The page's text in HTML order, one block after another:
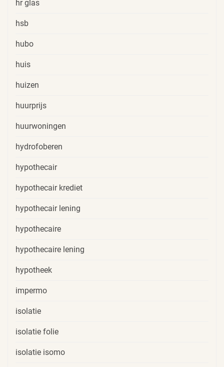
hr glas
hsb
hubo
huis
huizen
huurprijs
huurwoningen
hydrofoberen
hypothecair
hypothecair krediet
hypothecair lening
hypothecaire
hypothecaire lening
hypotheek
impermo
isolatie
isolatie folie
isolatie isomo